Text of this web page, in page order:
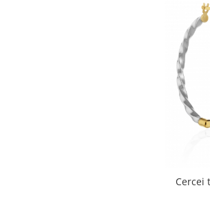
Cercei